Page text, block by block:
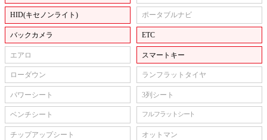
HID(キセノンライト) ポータブルナビ
バックカメラ ETC
エアロ スマートキー
ローダウン ランフラットタイヤ
パワーシート 3列シート
ベンチシート フルフラットシート
チップアップシート オットマン